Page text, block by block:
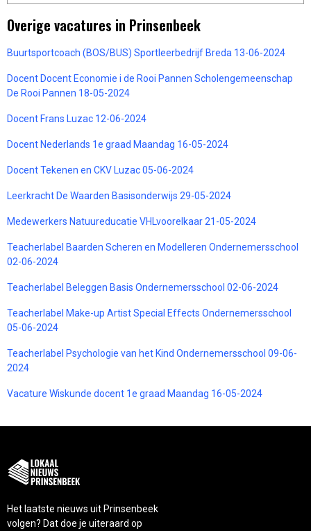
Overige vacatures in Prinsenbeek
Buurtsportcoach (BOS/BUS) Sportleerbedrijf Breda 13-06-2024
Docent Docent Economie i de Rooi Pannen Scholengemeenschap
De Rooi Pannen 18-05-2024
Docent Frans Luzac 12-06-2024
Docent Nederlands 1e graad Maandag 16-05-2024
Docent Tekenen en CKV Luzac 05-06-2024
Leerkracht De Waarden Basisonderwijs 29-05-2024
Medewerkers Natuureducatie VHLvoorelkaar 21-05-2024
Teacherlabel Baarden Scheren en Modelleren Ondernemersschool
02-06-2024
Teacherlabel Beleggen Basis Ondernemersschool 02-06-2024
Teacherlabel Make-up Artist Special Effects Ondernemersschool
05-06-2024
Teacherlabel Psychologie van het Kind Ondernemersschool 09-06-
2024
Vacature Wiskunde docent 1e graad Maandag 16-05-2024
Het laatste nieuws uit Prinsenbeek
volgen? Dat doe je uiteraard op